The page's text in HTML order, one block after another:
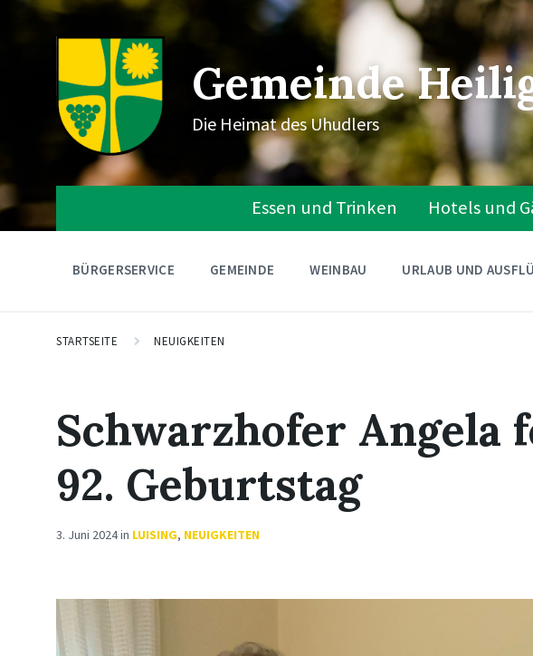
Gemeinde
Die Heimat des Uhudlers
Essen und Trinken Hotels und
BÜRGERSERVICE GEMEINDE WEINBAU URLAUB UND
STARTSEITE NEUIGKEITEN
Schwarzhofer Angela
92. Geburtstag
3. Juni 2024in LUISING, NEUIGKEITEN